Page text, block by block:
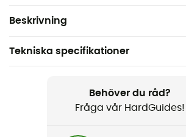
Beskrivning
Vikt (storlek M, Mips®): 14 oz / 380 g
Tekniska specifikationer
Behöver du råd?
Fråga vår HardGuides!